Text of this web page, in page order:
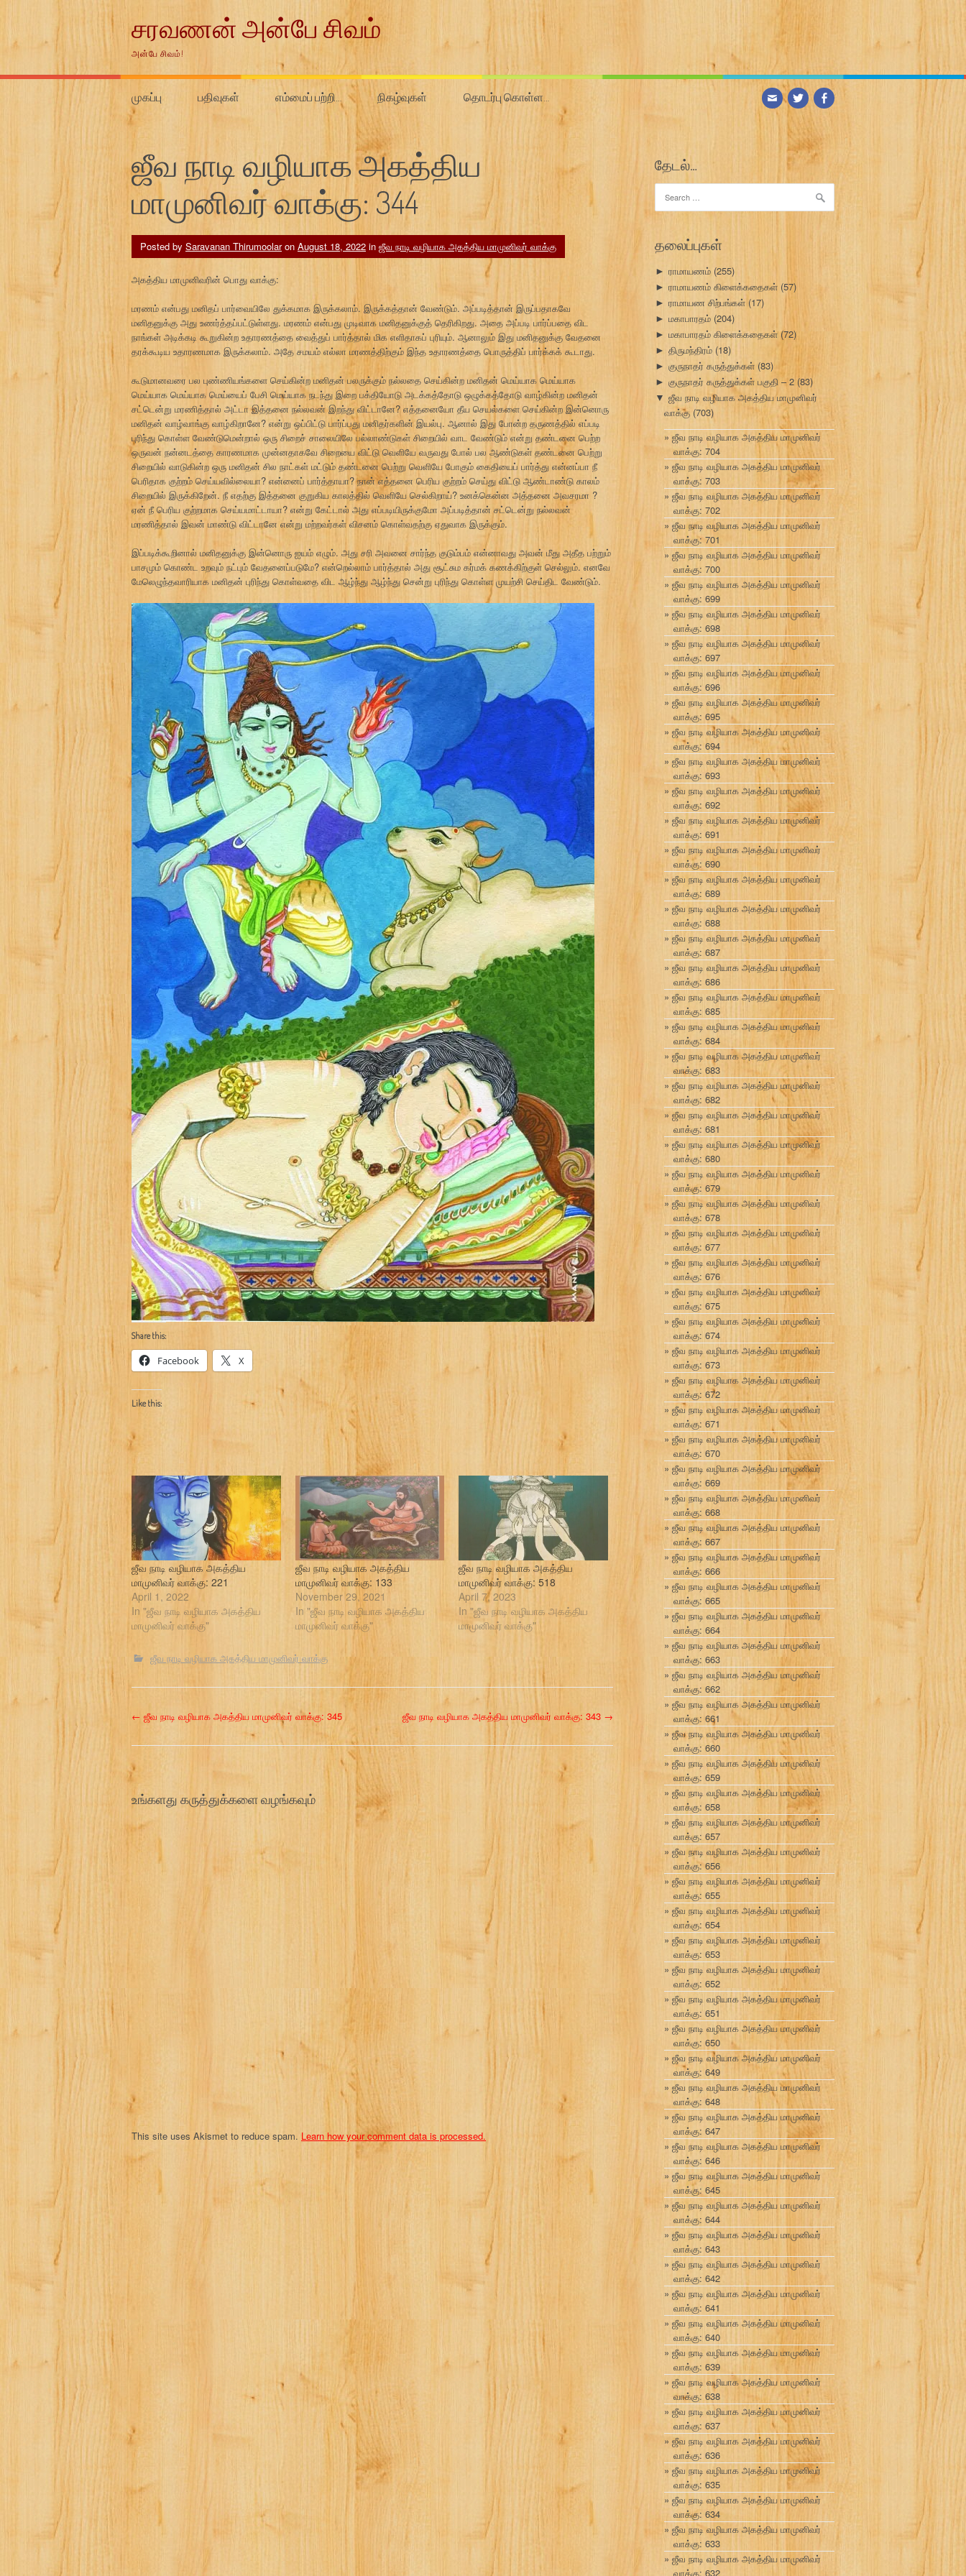
சரவணன் அன்பே சிவம்
அன்பே சிவம்!
முகப்பு பதிவுகள் எம்மைப் பற்றி… நிகழ்வுகள் தொடர்பு கொள்ள…
ஜீவ நாடி வழியாக அகத்திய
மாமுனிவர் வாக்கு: 344
Posted by Saravanan Thirumoolaron August 18, 2022 in ஜீவ நாடி வழியாக அகத்திய மாமுனிவர் வாக்கு
அகத்திய மாமுனிவரின் பொது வாக்கு:
மரணம் என்பது மனிதப் பார்வையிலே துக்கமாக இருக்கலாம். இருக்கத்தான் வேண்டும். அப்படித்தான் இருப்பதாகவே
மனிதனுக்கு அது உணர்த்தப்பட்டுள்ளது. மரணம் என்பது முடிவாக மனிதனுக்குத் தெரிகிறது. அதை அப்படி பார்ப்பதை விட
நாங்கள் அடிக்கடி கூறுகின்ற உதாரணத்தை வைத்துப் பார்த்தால் மிக எளிதாகப் புரியும். ஆனாலும் இது மனிதனுக்கு வேதனை
தரக்கூடிய உதாரணமாக இருக்கலாம். அதே சமயம் எல்லா மரணத்திற்கும் இந்த உதாரணத்தை பொருத்திப் பார்க்கக் கூடாது.
கூடுமானவரை பல புண்ணியங்களை செய்கின்ற மனிதன் பலருக்கும் நல்லதை செய்கின்ற மனிதன் மெய்யாக மெய்யாக
மெய்யாக மெய்யாக மெய்யைப் பேசி மெய்யாக நடந்து இறை பக்தியோடு அடக்கத்தோடு ஒழுக்கத்தோடு வாழ்கின்ற மனிதன்
சட்டென்று மரணித்தால் அட்டா இத்தனை நல்லவன் இறந்து விட்டானே? எத்தனையோ தீய செயல்களை செய்கின்ற இன்னொரு
மனிதன் வாழ்வாங்கு வாழ்கிறானே? என்று ஒப்பிட்டு பார்ப்பது மனிதர்களின் இயல்பு. ஆனால் இது போன்ற தருணத்தில் எப்படி
புரிந்து கொள்ள வேண்டுமென்றால் ஒரு சிறைச் சாலையிலே பல்லாண்டுகள் சிறையில் வாட வேண்டும் என்று தண்டனை பெற்ற
ஒருவன் நன்னடத்தை காரணமாக முன்னதாகவே சிறையை விட்டு வெளியே வருவது போல் பல ஆண்டுகள் தண்டனை பெற்று
சிறையில் வாடுகின்ற ஒரு மனிதன் சில நாட்கள் மட்டும் தண்டனை பெற்று வெளியே போகும் கைதியைப் பார்த்து என்னப்பா நீ
பெரிதாக குற்றம் செய்யவில்லையா? என்னைப் பார்த்தாயா? நான் எத்தனை பெரிய குற்றம் செய்து விட்டு ஆண்டாண்டு காலம்
சிறையில் இருக்கிறேன். நீ எதற்கு இத்தனை குறுகிய காலத்தில் வெளியே செல்கிறாய்? உனக்கென்ன அத்தனை அவசரமா ?
ஏன் நீ பெரிய குற்றமாக செய்யமாட்டாயா? என்று கேட்டால் அது எப்படியிருக்குமோ அப்படித்தான் சட்டென்று நல்லவன்
மரணித்தால் இவன் மாண்டு விட்டானே என்று மற்றவர்கள் விசனம் கொள்வதற்கு ஏதுவாக இருக்கும்.
இப்படிக்கூறினால் மனிதனுக்கு இன்னொரு ஐயம் எழும். அது சரி அவனை சார்ந்த குடும்பம் என்னாவது அவன் மீது அதீத பற்றும்
பாசமும் கொண்ட உறவும் நட்பும் வேதனைப்படுமே? என்றெல்லாம் பார்த்தால் அது சூட்சும கர்மக் கணக்கிற்குள் செல்லும். எனவே
மேலெழுந்தவாரியாக மனிதன் புரிந்து கொள்வதை விட ஆழ்ந்து ஆழ்ந்து சென்று புரிந்து கொள்ள முயற்சி செய்திட வேண்டும்.
Share this:
Facebook X
Like this:
ஜீவ நாடி வழியாக அகத்திய
மாமுனிவர் வாக்கு: 221
April 1, 2022
In "ஜீவ நாடி வழியாக அகத்திய
மாமுனிவர் வாக்கு"
ஜீவ நாடி வழியாக அகத்திய
மாமுனிவர் வாக்கு: 133
November 29, 2021
In "ஜீவ நாடி வழியாக அகத்திய
மாமுனிவர் வாக்கு"
ஜீவ நாடி வழியாக அகத்திய
மாமுனிவர் வாக்கு: 518
April 7, 2023
In "ஜீவ நாடி வழியாக அகத்திய
மாமுனிவர் வாக்கு"
ஜீவ நாடி வழியாக அகத்திய மாமுனிவர் வாக்கு
P
o
s
t
n
o
n
← ஜீவ நாடி வழியாக அகத்திய மாமுனிவர் வாக்கு: 345 ஜீவ நாடி வழியாக அகத்திய மாமுனிவர் வாக்கு: 343 →
உங்களது கருத்துக்களை வழங்கவும்
This site uses Akismet to reduce spam. Learn how your comment data is processed.
தேடல்…
for:
தலைப்புகள்
► ராமாயணம் (255)
► ராமாயணம் கிளைக்கதைகள் (57)
► ராமாயண சிற்பங்கள் (17)
► மகாபாரதம் (204)
► மகாபாரதம் கிளைக்கதைகள்(72)
► திருமந்திரம் (18)
► குருநாதர் கருத்துக்கள் (83)
► குருநாதர் கருத்துக்கள் பகுதி – 2 (83)
▼ ஜீவ நாடி வழியாக அகத்திய மாமுனிவர்
வாக்கு (703)
ஜீவ நாடி வழியாக அகத்திய மாமுனிவர்
வாக்கு: 704
ஜீவ நாடி வழியாக அகத்திய மாமுனிவர்
வாக்கு: 703
ஜீவ நாடி வழியாக அகத்திய மாமுனிவர்
வாக்கு: 702
ஜீவ நாடி வழியாக அகத்திய மாமுனிவர்
வாக்கு: 701
ஜீவ நாடி வழியாக அகத்திய மாமுனிவர்
வாக்கு: 700
ஜீவ நாடி வழியாக அகத்திய மாமுனிவர்
வாக்கு: 699
ஜீவ நாடி வழியாக அகத்திய மாமுனிவர்
வாக்கு: 698
ஜீவ நாடி வழியாக அகத்திய மாமுனிவர்
வாக்கு: 697
ஜீவ நாடி வழியாக அகத்திய மாமுனிவர்
வாக்கு: 696
ஜீவ நாடி வழியாக அகத்திய மாமுனிவர்
வாக்கு: 695
ஜீவ நாடி வழியாக அகத்திய மாமுனிவர்
வாக்கு: 694
ஜீவ நாடி வழியாக அகத்திய மாமுனிவர்
வாக்கு: 693
ஜீவ நாடி வழியாக அகத்திய மாமுனிவர்
வாக்கு: 692
ஜீவ நாடி வழியாக அகத்திய மாமுனிவர்
வாக்கு: 691
ஜீவ நாடி வழியாக அகத்திய மாமுனிவர்
வாக்கு: 690
ஜீவ நாடி வழியாக அகத்திய மாமுனிவர்
வாக்கு: 689
ஜீவ நாடி வழியாக அகத்திய மாமுனிவர்
வாக்கு: 688
ஜீவ நாடி வழியாக அகத்திய மாமுனிவர்
வாக்கு: 687
ஜீவ நாடி வழியாக அகத்திய மாமுனிவர்
வாக்கு: 686
ஜீவ நாடி வழியாக அகத்திய மாமுனிவர்
வாக்கு: 685
ஜீவ நாடி வழியாக அகத்திய மாமுனிவர்
வாக்கு: 684
ஜீவ நாடி வழியாக அகத்திய மாமுனிவர்
வாக்கு: 683
ஜீவ நாடி வழியாக அகத்திய மாமுனிவர்
வாக்கு: 682
ஜீவ நாடி வழியாக அகத்திய மாமுனிவர்
வாக்கு: 681
ஜீவ நாடி வழியாக அகத்திய மாமுனிவர்
வாக்கு: 680
ஜீவ நாடி வழியாக அகத்திய மாமுனிவர்
வாக்கு: 679
ஜீவ நாடி வழியாக அகத்திய மாமுனிவர்
வாக்கு: 678
ஜீவ நாடி வழியாக அகத்திய மாமுனிவர்
வாக்கு: 677
ஜீவ நாடி வழியாக அகத்திய மாமுனிவர்
வாக்கு: 676
ஜீவ நாடி வழியாக அகத்திய மாமுனிவர்
வாக்கு: 675
ஜீவ நாடி வழியாக அகத்திய மாமுனிவர்
வாக்கு: 674
ஜீவ நாடி வழியாக அகத்திய மாமுனிவர்
வாக்கு: 673
ஜீவ நாடி வழியாக அகத்திய மாமுனிவர்
வாக்கு: 672
ஜீவ நாடி வழியாக அகத்திய மாமுனிவர்
வாக்கு: 671
ஜீவ நாடி வழியாக அகத்திய மாமுனிவர்
வாக்கு: 670
ஜீவ நாடி வழியாக அகத்திய மாமுனிவர்
வாக்கு: 669
ஜீவ நாடி வழியாக அகத்திய மாமுனிவர்
வாக்கு: 668
ஜீவ நாடி வழியாக அகத்திய மாமுனிவர்
வாக்கு: 667
ஜீவ நாடி வழியாக அகத்திய மாமுனிவர்
வாக்கு: 666
ஜீவ நாடி வழியாக அகத்திய மாமுனிவர்
வாக்கு: 665
ஜீவ நாடி வழியாக அகத்திய மாமுனிவர்
வாக்கு: 664
ஜீவ நாடி வழியாக அகத்திய மாமுனிவர்
வாக்கு: 663
ஜீவ நாடி வழியாக அகத்திய மாமுனிவர்
வாக்கு: 662
ஜீவ நாடி வழியாக அகத்திய மாமுனிவர்
வாக்கு: 661
ஜீவ நாடி வழியாக அகத்திய மாமுனிவர்
வாக்கு: 660
ஜீவ நாடி வழியாக அகத்திய மாமுனிவர்
வாக்கு: 659
ஜீவ நாடி வழியாக அகத்திய மாமுனிவர்
வாக்கு: 658
ஜீவ நாடி வழியாக அகத்திய மாமுனிவர்
வாக்கு: 657
ஜீவ நாடி வழியாக அகத்திய மாமுனிவர்
வாக்கு: 656
ஜீவ நாடி வழியாக அகத்திய மாமுனிவர்
வாக்கு: 655
ஜீவ நாடி வழியாக அகத்திய மாமுனிவர்
வாக்கு: 654
ஜீவ நாடி வழியாக அகத்திய மாமுனிவர்
வாக்கு: 653
ஜீவ நாடி வழியாக அகத்திய மாமுனிவர்
வாக்கு: 652
ஜீவ நாடி வழியாக அகத்திய மாமுனிவர்
வாக்கு: 651
ஜீவ நாடி வழியாக அகத்திய மாமுனிவர்
வாக்கு: 650
ஜீவ நாடி வழியாக அகத்திய மாமுனிவர்
வாக்கு: 649
ஜீவ நாடி வழியாக அகத்திய மாமுனிவர்
வாக்கு: 648
ஜீவ நாடி வழியாக அகத்திய மாமுனிவர்
வாக்கு: 647
ஜீவ நாடி வழியாக அகத்திய மாமுனிவர்
வாக்கு: 646
ஜீவ நாடி வழியாக அகத்திய மாமுனிவர்
வாக்கு: 645
ஜீவ நாடி வழியாக அகத்திய மாமுனிவர்
வாக்கு: 644
ஜீவ நாடி வழியாக அகத்திய மாமுனிவர்
வாக்கு: 643
ஜீவ நாடி வழியாக அகத்திய மாமுனிவர்
வாக்கு: 642
ஜீவ நாடி வழியாக அகத்திய மாமுனிவர்
வாக்கு: 641
ஜீவ நாடி வழியாக அகத்திய மாமுனிவர்
வாக்கு: 640
ஜீவ நாடி வழியாக அகத்திய மாமுனிவர்
வாக்கு: 639
ஜீவ நாடி வழியாக அகத்திய மாமுனிவர்
வாக்கு: 638
ஜீவ நாடி வழியாக அகத்திய மாமுனிவர்
வாக்கு: 637
ஜீவ நாடி வழியாக அகத்திய மாமுனிவர்
வாக்கு: 636
ஜீவ நாடி வழியாக அகத்திய மாமுனிவர்
வாக்கு: 635
ஜீவ நாடி வழியாக அகத்திய மாமுனிவர்
வாக்கு: 634
ஜீவ நாடி வழியாக அகத்திய மாமுனிவர்
வாக்கு: 633
ஜீவ நாடி வழியாக அகத்திய மாமுனிவர்
வாக்கு: 632